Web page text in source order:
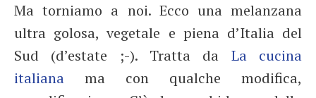
Ma torniamo a noi. Ecco una melanzana
ultra golosa, vegetale e piena d’Italia del
Sud (d’estate ;-). Tratta da La cucina
italiana ma con qualche modifica,